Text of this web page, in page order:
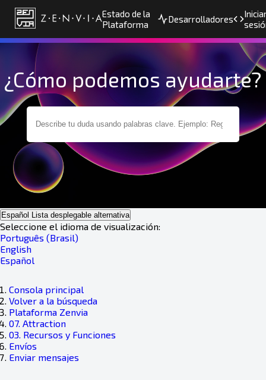
Estado de la
Plataforma
Desarrolladores
¿Cómo podemos ayudarte?
Español Lista desplegable alternativa
Seleccione el idioma de visualización:
Português (Brasil)
English
Español
Consola principal
Volver a la búsqueda
Plataforma Zenvia
07. Attraction
03. Recursos y Funciones
Envíos
Enviar mensajes